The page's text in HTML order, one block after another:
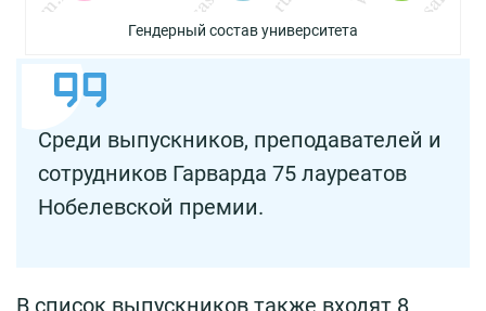
Гендерный состав университета
Среди выпускников, преподавателей и
сотрудников Гарварда 75 лауреатов
Нобелевской премии.